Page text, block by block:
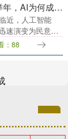
天牛宝 美国中期选举年，AI为何成了“全民公敌”？
近，人工智能
速演变为民意反
。 根据哈特研究
Associ....
：88